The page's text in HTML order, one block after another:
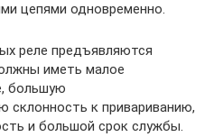
цепями одновременно.
реле предъявляются
иметь малое
большую
склонность к привариванию,
и большой срок службы.